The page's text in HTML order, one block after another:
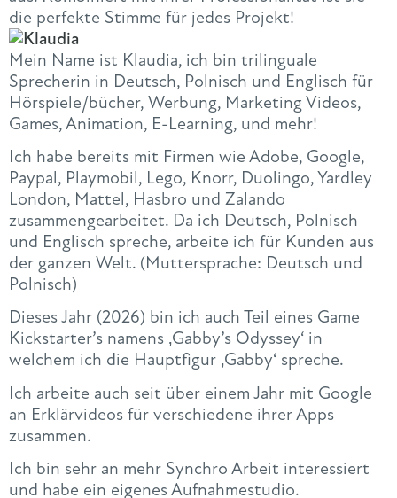
die perfekte Stimme für jedes Projekt!
Mein Name ist Klaudia, ich bin trilinguale
Sprecherin in Deutsch, Polnisch und Englisch für
Hörspiele/bücher, Werbung, Marketing Videos,
Games, Animation, E-Learning, und mehr!
Ich habe bereits mit Firmen wie Adobe, Google,
Paypal, Playmobil, Lego, Knorr, Duolingo, Yardley
London, Mattel, Hasbro und Zalando
zusammengearbeitet. Da ich Deutsch, Polnisch
und Englisch spreche, arbeite ich für Kunden aus
der ganzen Welt. (Muttersprache: Deutsch und
Polnisch)
Dieses Jahr (2026) bin ich auch Teil eines Game
Kickstarter’s namens ‚Gabby’s Odyssey‘ in
welchem ich die Hauptfigur ‚Gabby‘ spreche.
Ich arbeite auch seit über einem Jahr mit Google
an Erklärvideos für verschiedene ihrer Apps
zusammen.
Ich bin sehr an mehr Synchro Arbeit interessiert
und habe ein eigenes Aufnahmestudio.